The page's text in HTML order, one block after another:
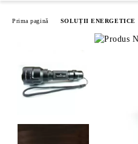
Prima pagină SOLUȚII ENERGETICE